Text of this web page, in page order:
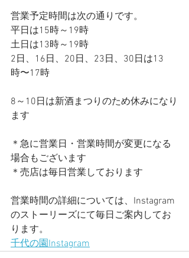
営業予定時間は次の通りです。
平日は15時～19時
土日は13時～19時
2日、16日、20日、23日、30日は13
時〜17時
8～10日は新酒まつりのため休みになり
ます
＊急に営業日・営業時間が変更になる
場合もございます
＊売店は毎日営業しております
営業時間の詳細については、Instagram
のストーリーズにて毎日ご案内してお
ります。
千代の園Instagram